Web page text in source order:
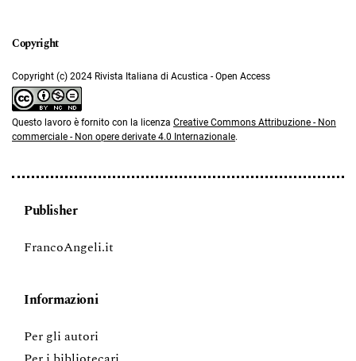
Copyright (c) 2024 Rivista Italiana di Acustica - Open Access
Questo lavoro è fornito con la licenza Creative Commons Attribuzione - Non
commerciale - Non opere derivate 4.0 Internazionale.
Publisher
FrancoAngeli.it
Informazioni
Per gli autori